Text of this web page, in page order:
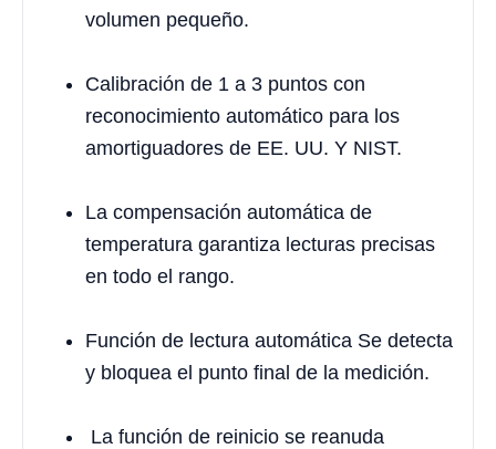
volumen pequeño.
Calibración de 1 a 3 puntos con
reconocimiento automático para los
amortiguadores de EE. UU. Y NIST.
La compensación automática de
temperatura garantiza lecturas precisas
en todo el rango.
Función de lectura automática Se detecta
y bloquea el punto final de la medición.
La función de reinicio se reanuda